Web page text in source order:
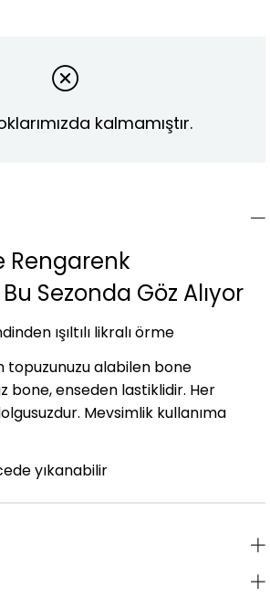
kalmamıştır.
Rengarenk
Sezonda Göz Alıyor
ışıltılı likralı örme
topuzunuzu alabilen bone
bone, enseden lastiklidir. Her
Mevsimlik kullanıma
yıkanabilir